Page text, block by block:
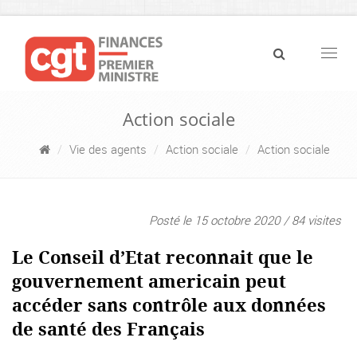
Action sociale
Vie des agents Action sociale Action sociale
Posté le 15 octobre 2020 / 84 visites
Le Conseil d’Etat reconnait que le
gouvernement americain peut
accéder sans contrôle aux données
de santé des Français